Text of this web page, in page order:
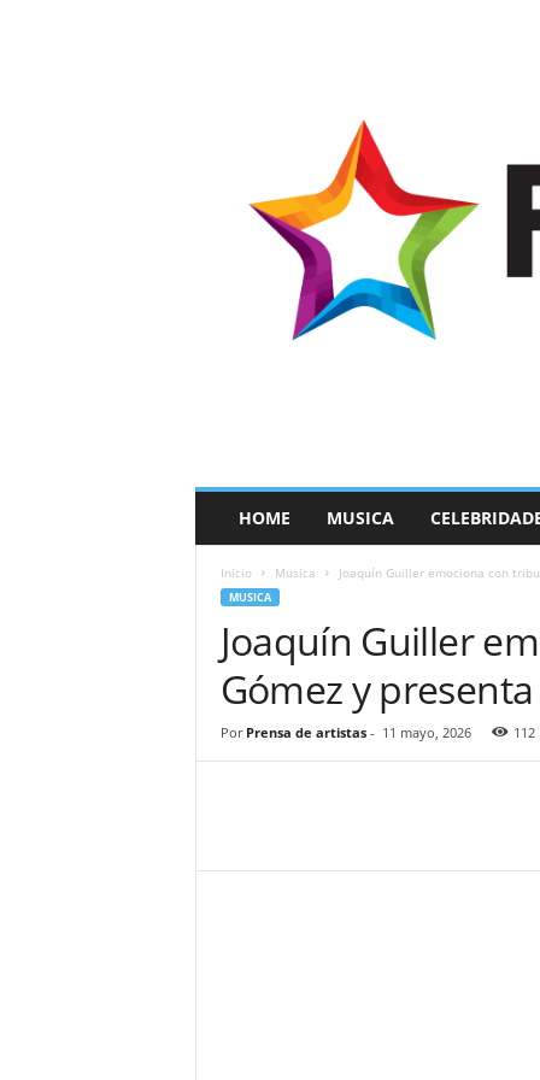
a
HOME MUSICA
Inicio Musica Joaquín Guiller emociona con
MUSICA
Joaquín Guiller
Gómez y presenta
Por Prensa de artistas- 11 mayo, 2026 112